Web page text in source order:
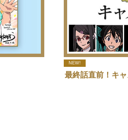
NEW!
最終話直前！キ